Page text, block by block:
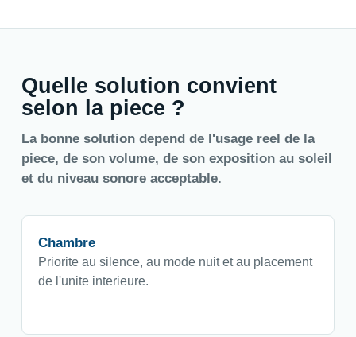
Quelle solution convient
selon la piece ?
La bonne solution depend de l'usage reel de la
piece, de son volume, de son exposition au soleil
et du niveau sonore acceptable.
Chambre
Priorite au silence, au mode nuit et au placement
de l'unite interieure.